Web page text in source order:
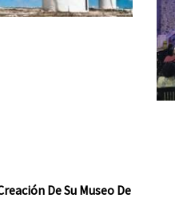
De Su Museo De